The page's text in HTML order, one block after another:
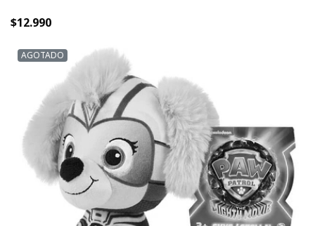
$12.990
AGOTADO